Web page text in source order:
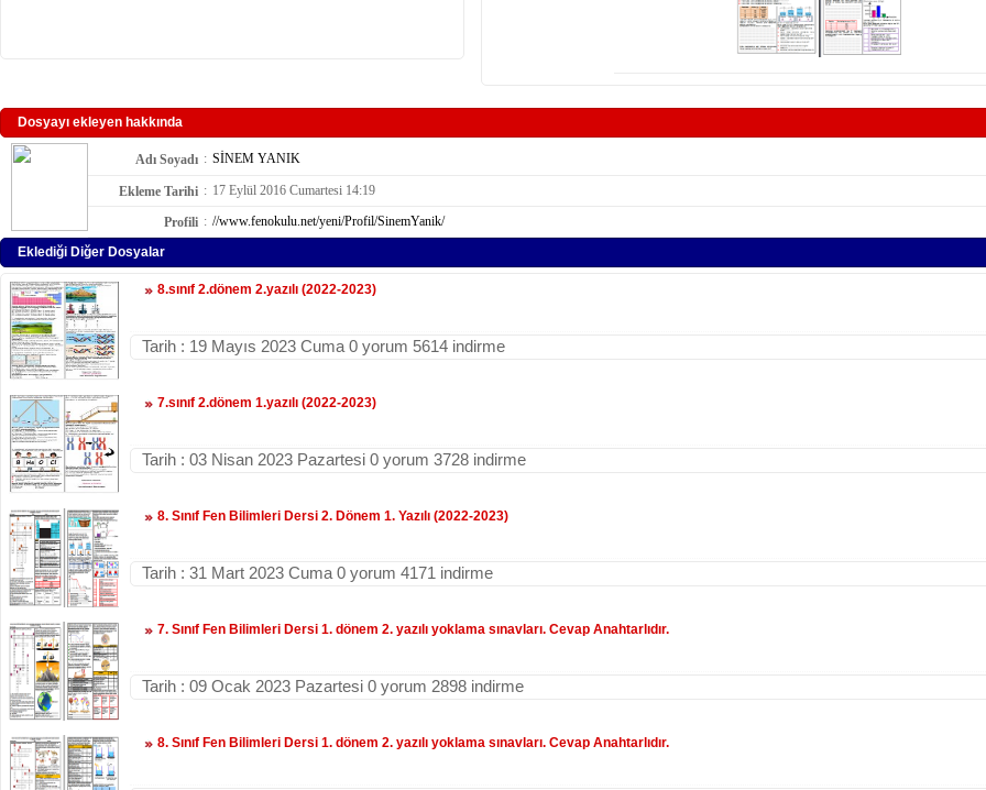
Dosyayı ekleyen hakkında
Adı Soyadı : SİNEM YANIK
Ekleme Tarihi : 17 Eylül 2016 Cumartesi 14:19
Profili : //www.fenokulu.net/yeni/Profil/SinemYanik/
Eklediği Diğer Dosyalar
8.sınıf 2.dönem 2.yazılı (2022-2023)
Tarih : 19 Mayıs 2023 Cuma 0 yorum 5614 indirme
7.sınıf 2.dönem 1.yazılı (2022-2023)
Tarih : 03 Nisan 2023 Pazartesi 0 yorum 3728 indirme
8. Sınıf Fen Bilimleri Dersi 2. Dönem 1. Yazılı (2022-2023)
Tarih : 31 Mart 2023 Cuma 0 yorum 4171 indirme
7. Sınıf Fen Bilimleri Dersi 1. dönem 2. yazılı yoklama sınavları. Cevap Anahtarlıdır.
Tarih : 09 Ocak 2023 Pazartesi 0 yorum 2898 indirme
8. Sınıf Fen Bilimleri Dersi 1. dönem 2. yazılı yoklama sınavları. Cevap Anahtarlıdır.